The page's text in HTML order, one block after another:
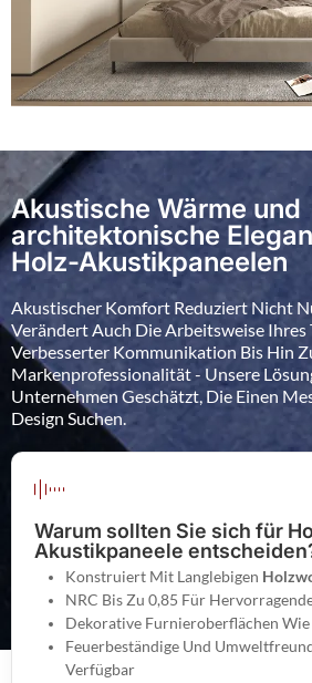
Akustische Wärme und
architektonische
Holz-Akustikpaneelen
Akustischer Komfort Reduziert Nicht
Verändert Auch Die Arbeitsweise Ihres
Verbesserter Kommunikation Bis Hin
Markenprofessionalität - Unsere
Unternehmen Geschätzt, Die Einen
Design Suchen.
Warum sollten Sie sich für
Akustikpaneele
Konstruiert Mit Langlebigen
NRC Bis Zu 0,85 Für
Dekorative Furnieroberflächen Wie
Feuerbeständige Und
Verfügbar